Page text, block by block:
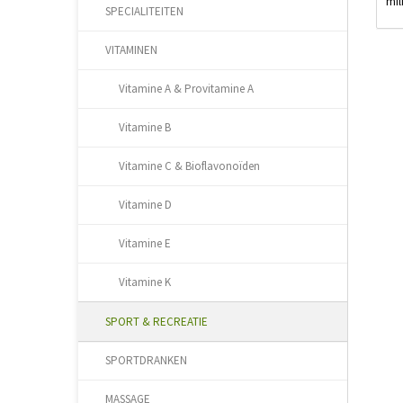
SPECIALITEITEN
VITAMINEN
Vitamine A & Provitamine A
Vitamine B
Vitamine C & Bioflavonoïden
Vitamine D
Vitamine E
Vitamine K
SPORT & RECREATIE
SPORTDRANKEN
MASSAGE